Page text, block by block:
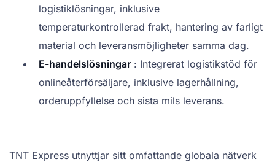
logistiklösningar, inklusive
temperaturkontrollerad frakt, hantering av farligt
material och leveransmöjligheter samma dag.
E-handelslösningar : Integrerat logistikstöd för
onlineåterförsäljare, inklusive lagerhållning,
orderuppfyllelse och sista mils leverans.
TNT Express utnyttjar sitt omfattande globala nätverk